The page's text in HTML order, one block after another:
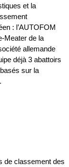
et la
: l’AUTOFOM
Meater de la
allemande
déjà 3 abattoirs
sur la
de classement des